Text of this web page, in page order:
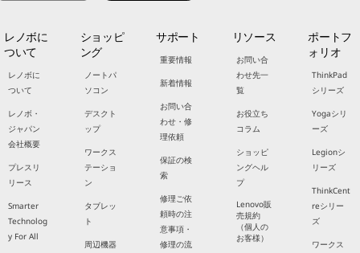
レノボに
ついて
レノボに
ついて
レノボ・
ジャパン
会社概要
プレスリ
リース
Smarter
Technolog
y For All
ショッピ
ング
ノートパ
ソコン
デスクト
ップ
ワークス
テーショ
ン
タブレッ
ト
周辺機器
サポート
重要情報
新着情報
お問い合
わせ・修
理依頼
保証の検
索
修理ご依
頼時の注
意事項・
修理の流
リソース
お問い合
わせ先一
覧
お役立ち
コラム
ショッピ
ングヘル
プ
Lenovo販
売規約
（個人の
お客様）
ポートフ
ォリオ
ThinkPad
シリーズ
Yogaシリ
ーズ
Legionシ
リーズ
ThinkCent
reシリー
ズ
ワークス